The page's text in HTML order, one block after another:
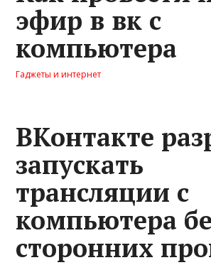
эфир в вк с
компьютера
Гаджеты и интернет
ВКонтакте
запускать
трансляции с
компьютера
сторонних